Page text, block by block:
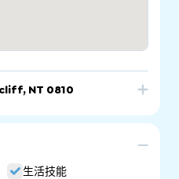
NT 0810
NT 0810
生活技能